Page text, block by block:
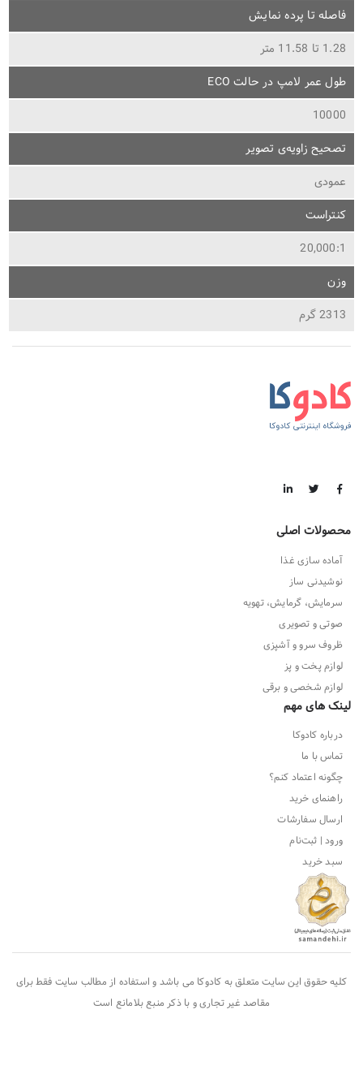
فاصله تا پرده نمایش
1.28 تا 11.58 متر
طول عمر لامپ در حالت ECO
10000
تصحیح زاویه‌ی تصویر
عمودی
کنتراست
20,000:1
وزن
2313 گرم
محصولات اصلی
آماده سازی غذا
نوشیدنی ساز
سرمایش، گرمایش، تهویه
صوتی و تصویری
ظروف سرو و آشپزی
لوازم پخت و پز
لوازم شخصی و برقی
لینک های مهم
درباره کادوکا
تماس با ما
چگونه اعتماد کنم؟
راهنمای خرید
ارسال سفارشات
ورود | ثبت‌نام
سبد خرید
کلیه حقوق این سایت متعلق به کادوکا می باشد و استفاده از مطالب سایت فقط برای
مقاصد غیر تجاری و با ذکر منبع بلامانع است